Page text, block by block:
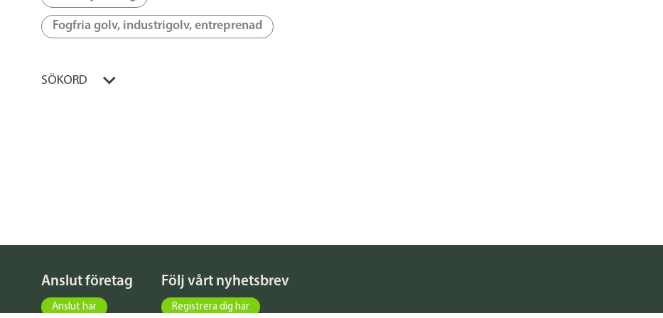
Fogfria golv, industrigolv, entreprenad
SÖKORD
Anslut företag
Anslut här
Följ vårt nyhetsbrev
Registrera dig här